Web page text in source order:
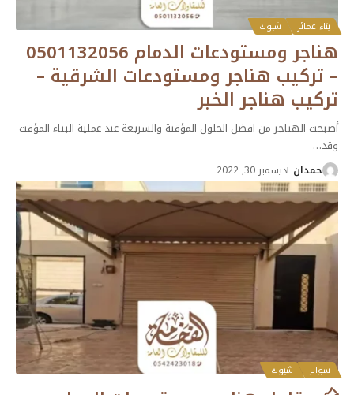
بناء عمائر شبوك
هناجر ومستودعات الدمام 0501132056
– تركيب هناجر ومستودعات الشرقية –
تركيب هناجر الخبر
أصبحت الهناجر من افضل الحلول المؤقتة والسريعة عند عملية البناء المؤقت
وقد…
حمدان ديسمبر 30, 2022
سواتر شبوك